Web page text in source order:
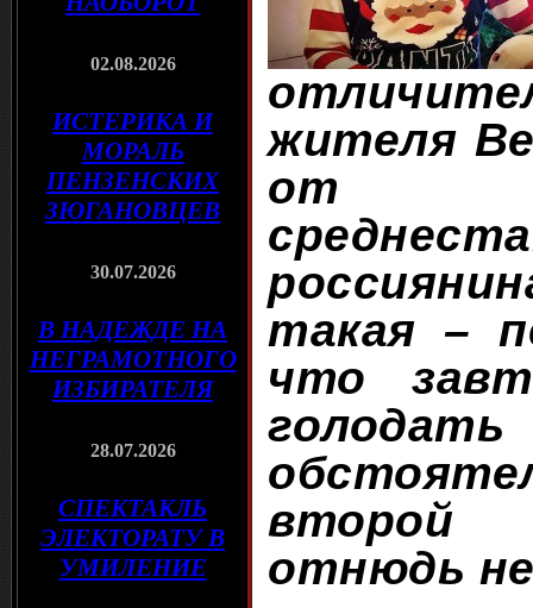
02.08.2026
ИСТЕРИКА И
МОРАЛЬ
ПЕНЗЕНСКИХ
ЗЮГАНОВЦЕВ
30.07.2026
В НАДЕЖДЕ НА
НЕГРАМОТНОГО
ИЗБИРАТЕЛЯ
28.07.2026
СПЕКТАКЛЬ
ЭЛЕКТОРАТУ В
УМИЛЕНИЕ
жителя
от
такая –
что
второй
отнюдь